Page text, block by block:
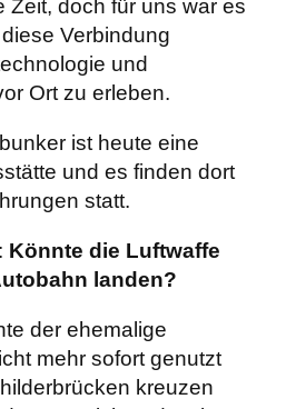
Zeit, doch für uns war es
Verbindung
und
Ort zu erleben.
ist heute eine
und es finden dort
statt.
Könnte die Luftwaffe
landen?
der ehemalige
mehr sofort genutzt
kreuzen